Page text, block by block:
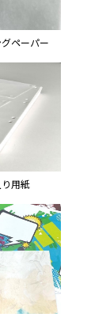
ペーパー
用紙